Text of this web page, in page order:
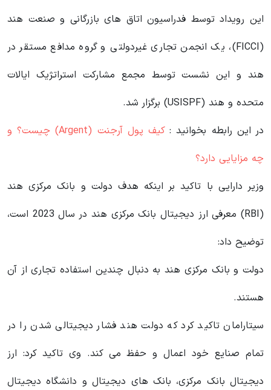
این رویداد توسط فدراسیون اتاق‌ های بازرگانی و صنعت هند
(FICCI)، یک انجمن تجاری غیردولتی و گروه مدافع مستقر در
هند و این نشست توسط مجمع مشارکت استراتژیک ایالات
متحده و هند (USISPF) برگزار شد.
در این رابطه بخوانید‌ :
کیف پول آرجنت (Argent) چیست؟ و
چه مزایایی دارد؟
وزیر دارایی با تاکید بر اینکه هدف دولت و بانک مرکزی هند
(RBI) معرفی ارز دیجیتال بانک مرکزی هند در سال 2023 است،
توضیح داد:
دولت و بانک مرکزی هند به دنبال چندین استفاده تجاری از آن
هستند.
سیتارامان تاکید کرد که دولت هند فشار دیجیتالی شدن را در
تمام صنایع خود اعمال و حفظ می کند. وی تاکید کرد: ارز
دیجیتال بانک مرکزی، بانک های دیجیتال و دانشگاه دیجیتال